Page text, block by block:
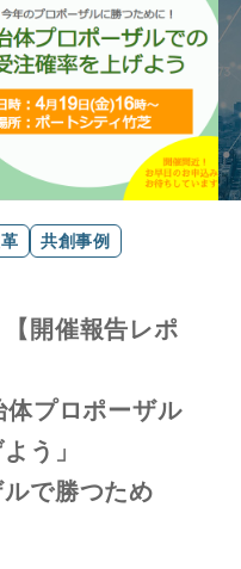
共創事例
【開催報告レポ
プロポーザル
う」
で勝つため